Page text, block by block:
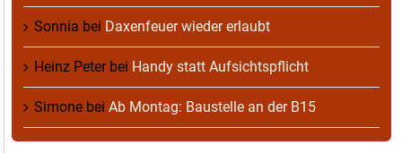
Sonnia bei Daxenfeuer wieder erlaubt
Heinz Peterbei Handy statt Aufsichtspflicht
Simone bei Ab Montag: Baustelle an der B15